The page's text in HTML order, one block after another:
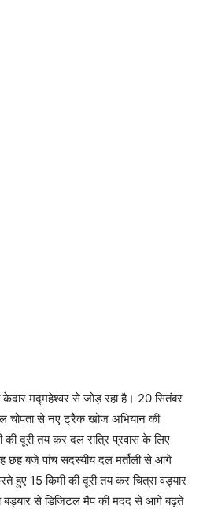
केदार मद्महेश्वर से जोड़ रहा है। 20 सितंबर
चोपता से नए ट्रैक खोज अभियान की
दूरी तय कर दल रात्रि प्रवास के लिए
छह बजे पांच सदस्यीय दल मर्तोली से आगे
हुए 15 किमी की दूरी तय कर चित्रा वड्यार
बड्यार से डिजिटल मैप की मदद से आगे बढ़ते